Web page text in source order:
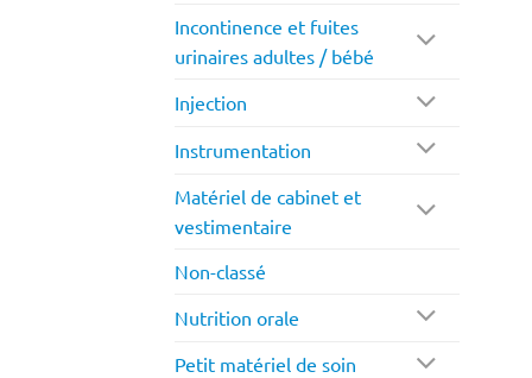
Incontinence et fuites
urinaires adultes / bébé
Injection
Instrumentation
Matériel de cabinet et
vestimentaire
Non-classé
Nutrition orale
Petit matériel de soin